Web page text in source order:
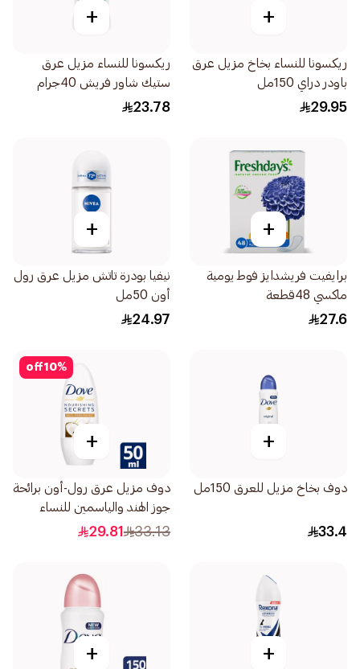
+
ريكسونا للنساء بخاخ مزيل عرق
باودر دراي 150مل
29.95
+
ريكسونا للنساء مزيل عرق
ستيك شاور فريش 40جرام
23.78
+
برايفيت فريشدايز فوط يومية
ماكسي 48قطعة
27.6
+
نيفيا بودرة تاتش مزيل عرق رول
أون 50مل
24.97
+
دوف بخاخ مزيل للعرق 150مل
33.4
10%
off
+
دوف مزيل عرق رول-أون برائحة
جوز الهند والياسمين للنساء
50مل
33.13
29.81
+
+